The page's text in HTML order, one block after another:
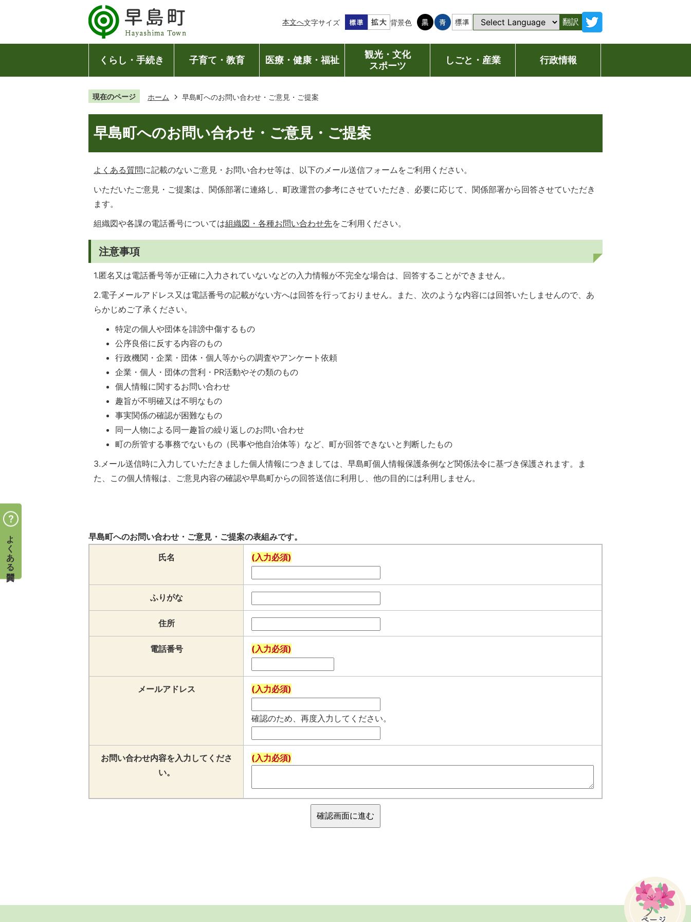
本文へ文字サイズ 背景色 翻訳
くらし・手続き 子育て・教育 医療・健康・福祉
観光・文化
スポーツ
しごと・産業 行政情報
現在のページ ホーム 早島町へのお問い合わせ・ご意見・ご提案
早島町へのお問い合わせ・ご意見・ご提案
よくある質問に記載のないご意見・お問い合わせ等は、以下のメール送信フォームをご利用ください。
いただいたご意見・ご提案は、関係部署に連絡し、町政運営の参考にさせていただき、必要に応じて、関係部署から回答させていただき
ます。
組織図や各課の電話番号については組織図・各種お問い合わせ先をご利用ください。
注意事項
1.匿名又は電話番号等が正確に入力されていないなどの入力情報が不完全な場合は、回答することができません。
2.電子メールアドレス又は電話番号の記載がない方へは回答を行っておりません。また、次のような内容には回答いたしませんので、あ
らかじめご了承ください。
特定の個人や団体を誹謗中傷するもの
公序良俗に反する内容のもの
行政機関・企業・団体・個人等からの調査やアンケート依頼
企業・個人・団体の営利・PR活動やその類のもの
個人情報に関するお問い合わせ
趣旨が不明確又は不明なもの
事実関係の確認が困難なもの
同一人物による同一趣旨の繰り返しのお問い合わせ
町の所管する事務でないもの（民事や他自治体等）など、町が回答できないと判断したもの
3.メール送信時に入力していただきました個人情報につきましては、早島町個人情報保護条例など関係法令に基づき保護されます。ま
た、この個人情報は、ご意見内容の確認や早島町からの回答送信に利用し、他の目的には利用しません。
早島町へのお問い合わせ・ご意見・ご提案の表組みです。
氏名
(入力必須)
ふりがな
住所
電話番号 (入力必須)
メールアドレス (入力必須)
確認のため、再度入力してください。
お問い合わせ内容を入力してくださ
い。
(入力必須)
よくある質問